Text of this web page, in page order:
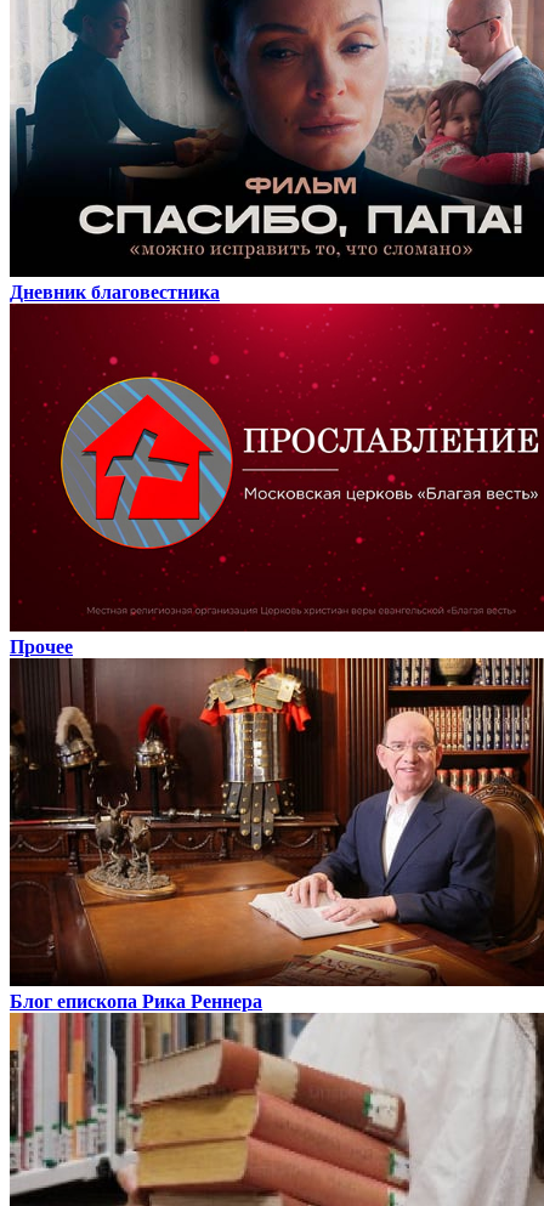
Дневник благовестника
Прочее
Блог епископа Рика Реннера